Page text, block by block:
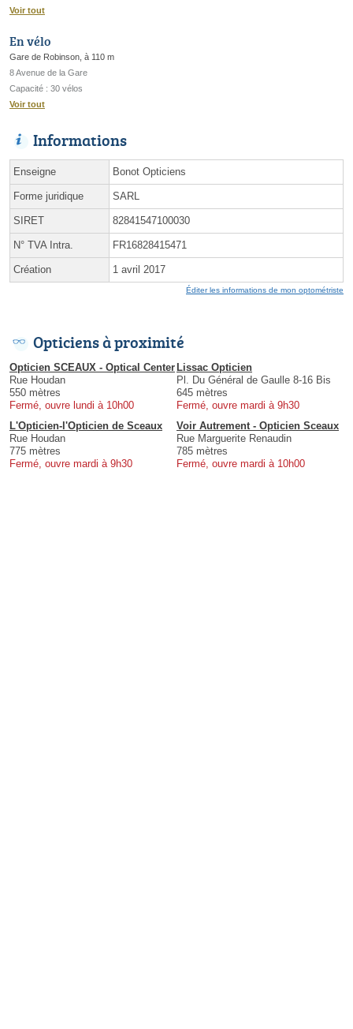
Voir tout
En vélo
Gare de Robinson, à 110 m
8 Avenue de la Gare
Capacité : 30 vélos
Voir tout
Informations
Enseigne Bonot Opticiens
Forme juridique SARL
SIRET 82841547100030
N° TVA Intra. FR16828415471
Création 1 avril 2017
Éditer les informations de mon optométriste
Opticiens à proximité
Opticien SCEAUX - Optical Center
Rue Houdan
550 mètres
Fermé, ouvre lundi à 10h00
Lissac Opticien
Pl. Du Général de Gaulle 8-16 Bis
645 mètres
Fermé, ouvre mardi à 9h30
L'Opticien-l'Opticien de Sceaux
Rue Houdan
775 mètres
Fermé, ouvre mardi à 9h30
Voir Autrement - Opticien Sceaux
Rue Marguerite Renaudin
785 mètres
Fermé, ouvre mardi à 10h00